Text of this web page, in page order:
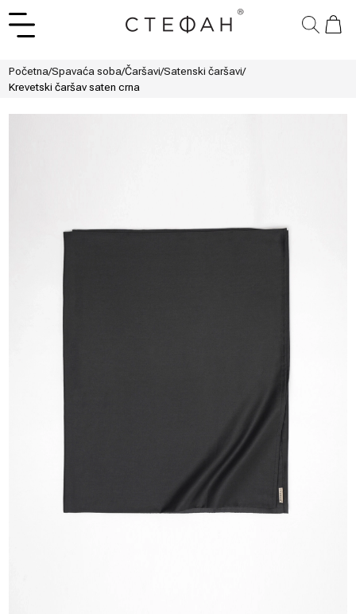
Početna/Spavaća soba/Čaršavi/Satenski čaršavi/
Krevetski čaršav saten crna